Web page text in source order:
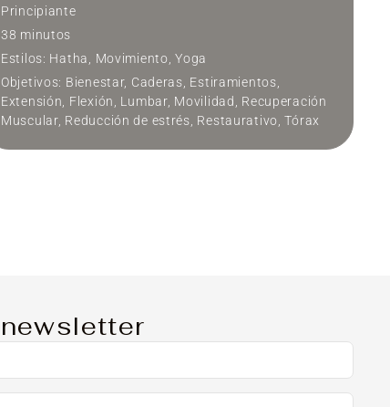
Principiante
38 minutos
Estilos: Hatha, Movimiento,Yoga
Objetivos: Bienestar, Caderas, Estiramientos,
Extensión, Flexión, Lumbar, Movilidad, Recuperación
Muscular, Reducción de estrés, Restaurativo,Tórax
caderas. Perfecto para relajar y aflojar
profundizando en la respiración.
40 minutos